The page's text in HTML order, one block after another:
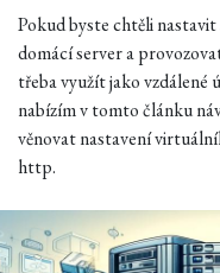
Pokud byste chtěli
domácí server a
třeba využít jako vzdálené
nabízím v tomto článku
věnovat nastavení
http.